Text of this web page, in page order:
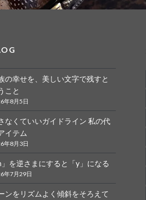
の幸せを、美しい文字で残すと
こと
年8月5日
なくていいガイドライン 私の代
イテム
年8月3日
h」を逆さまにすると「y」になる
年7月29日
ンをリズムよく傾斜をそろえて